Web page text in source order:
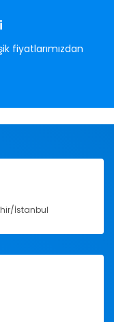
fiyatlarımızdan
İstanbul